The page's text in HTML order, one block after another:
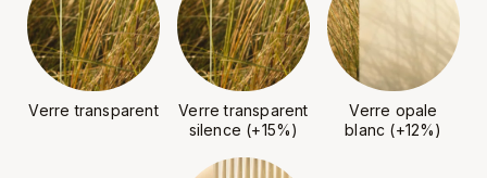
Verre transparent
Verre transparent
silence (+15%)
Verre opale
blanc (+12%)